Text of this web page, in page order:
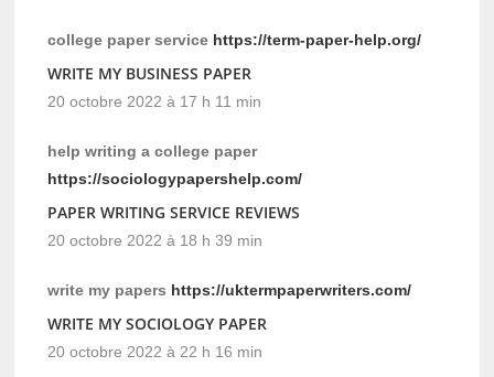
college paper service https://term-paper-help.org/
WRITE MY BUSINESS PAPER
20 octobre 2022 à 17 h 11 min
help writing a college paper
https://sociologypapershelp.com/
PAPER WRITING SERVICE REVIEWS
20 octobre 2022 à 18 h 39 min
write my papers https://uktermpaperwriters.com/
WRITE MY SOCIOLOGY PAPER
20 octobre 2022 à 22 h 16 min